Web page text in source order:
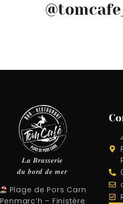
𝑳𝒂 𝑩𝒓𝒂𝒔𝒔𝒆𝒓𝒊𝒆
𝒅𝒖 𝒃𝒐𝒓𝒅 𝒅𝒆 𝒎𝒆𝒓⁠
Plage de Pors Carn
Penmarc’h – Finistère